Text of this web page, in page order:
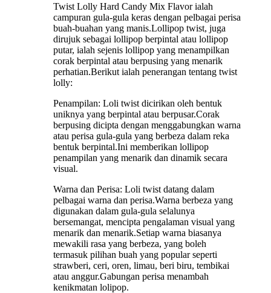
Twist Lolly Hard Candy Mix Flavor ialah
campuran gula-gula keras dengan pelbagai perisa
buah-buahan yang manis.Lollipop twist, juga
dirujuk sebagai lollipop berpintal atau lollipop
putar, ialah sejenis lollipop yang menampilkan
corak berpintal atau berpusing yang menarik
perhatian.Berikut ialah penerangan tentang twist
lolly:
Penampilan: Loli twist dicirikan oleh bentuk
uniknya yang berpintal atau berpusar.Corak
berpusing dicipta dengan menggabungkan warna
atau perisa gula-gula yang berbeza dalam reka
bentuk berpintal.Ini memberikan lollipop
penampilan yang menarik dan dinamik secara
visual.
Warna dan Perisa: Loli twist datang dalam
pelbagai warna dan perisa.Warna berbeza yang
digunakan dalam gula-gula selalunya
bersemangat, mencipta pengalaman visual yang
menarik dan menarik.Setiap warna biasanya
mewakili rasa yang berbeza, yang boleh
termasuk pilihan buah yang popular seperti
strawberi, ceri, oren, limau, beri biru, tembikai
atau anggur.Gabungan perisa menambah
kenikmatan lolipop.